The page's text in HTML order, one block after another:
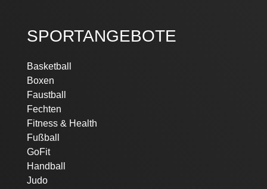
SPORTANGEBOTE
Navigation
überspringen
Basketball
Boxen
Faustball
Fechten
Fitness & Health
Fußball
GoFit
Handball
Judo